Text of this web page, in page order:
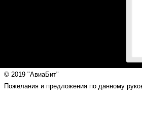
© 2019 "АвиаБит"
Пожелания и предложения по данному